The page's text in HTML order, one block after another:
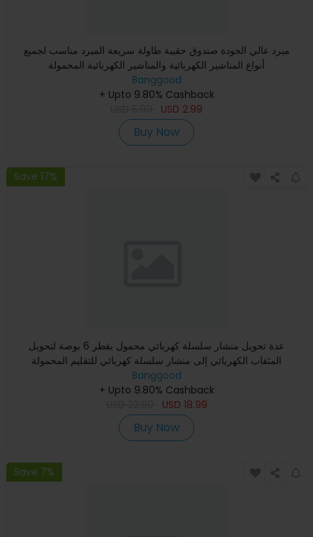
مبرد عالي الجودة صندوق حقيبة طاولة سريعة المبرد مناسب لجميع
أنواع المناشير الكهربائية والمناشير الكهربائية المحمولة
Banggood
+ Upto 9.80% Cashback
USD 2.99
Buy Now
Save 17%
عدة تحويل منشار سلسلة كهربائي محمول بقطر 6 بوصة لتحويل
المثقاب الكهربائي إلى منشار سلسلة كهربائي للتقليم المحمولة
Banggood
+ Upto 9.80% Cashback
USD 18.99
Buy Now
Save 7%